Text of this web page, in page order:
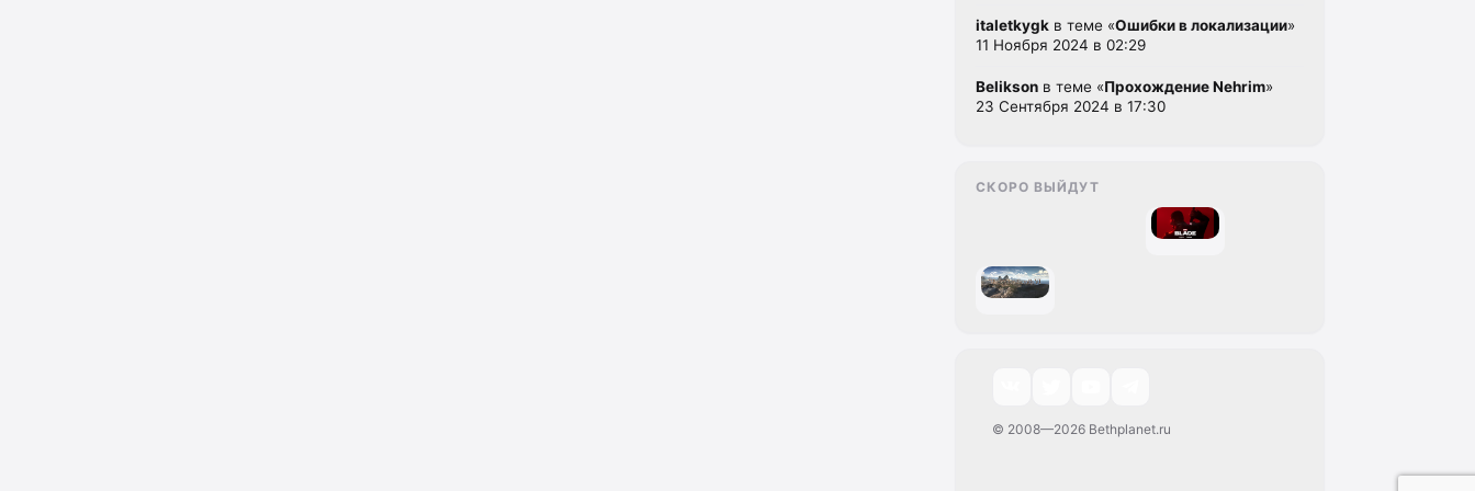
italetkygk в теме «Ошибки в локализации»
11 Ноября 2024 в 02:29
Belikson в теме «Прохождение Nehrim»
23 Сентября 2024 в 17:30
СКОРО ВЫЙДУТ
© 2008—2026 Bethplanet.ru